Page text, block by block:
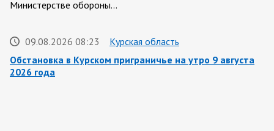
Министерстве обороны…
09.08.2026 08:23
Курская область
Обстановка в Курском приграничье на утро 9 августа
2026 года